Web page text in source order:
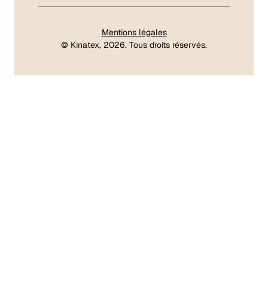
Mentions légales
© Kinatex, 2026. Tous droits réservés.